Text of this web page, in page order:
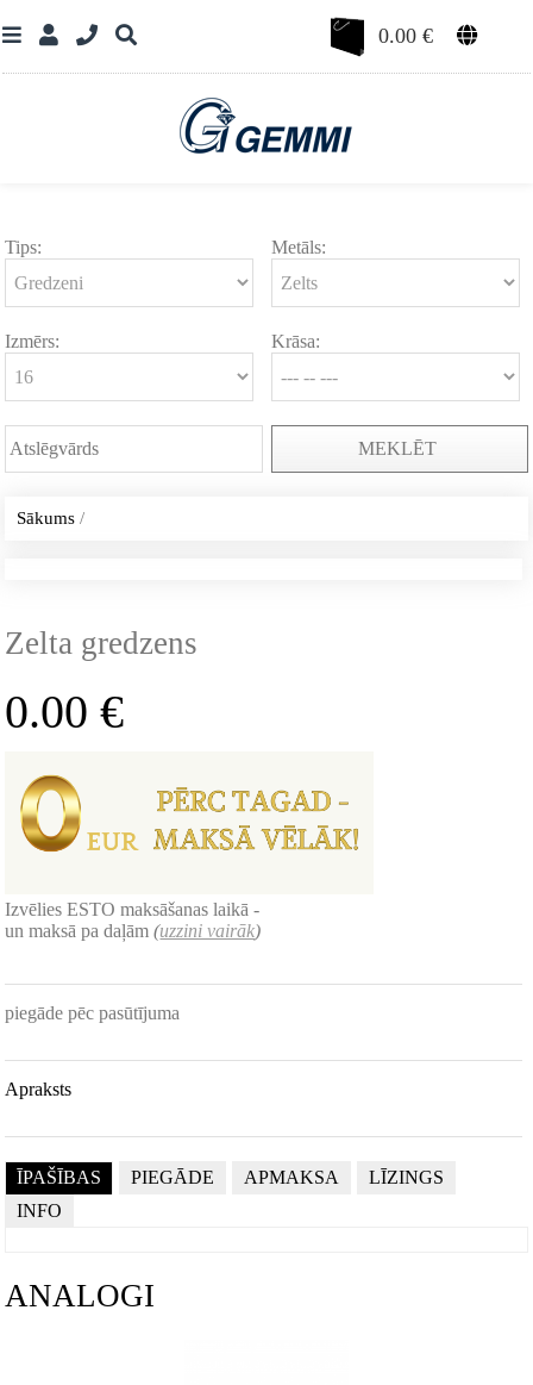
0.00€
Tips: Metāls:
Izmērs: Krāsa:
MEKLĒT
Sākums /
Zelta gredzens
0.00€
Izvēlies ESTO maksāšanas laikā -
un maksā pa daļām(uzzini vairāk)
piegāde pēc pasūtījuma
Apraksts
ĪPAŠĪBAS PIEGĀDE APMAKSA
LĪZINGS
INFO
ANALOGI